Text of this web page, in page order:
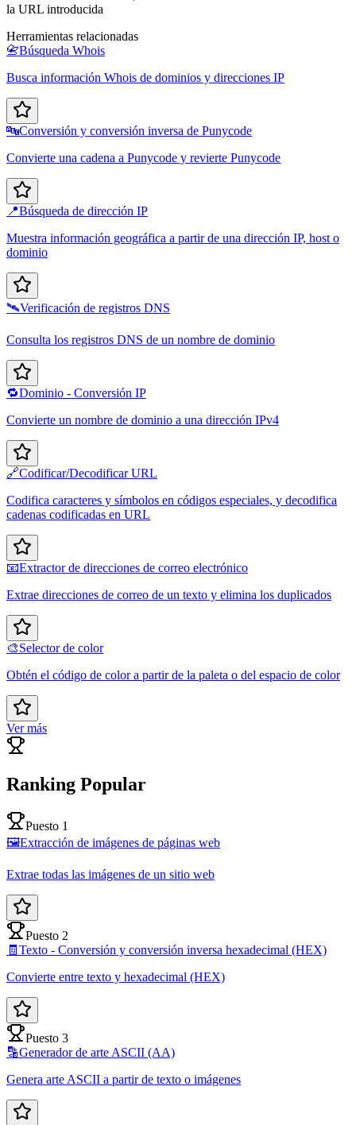
la URL introducida
Herramientas relacionadas
📇Búsqueda Whois
Busca información Whois de dominios y direcciones IP
🔤Conversión y conversión inversa de Punycode
Convierte una cadena a Punycode y revierte Punycode
📍Búsqueda de dirección IP
Muestra información geográfica a partir de una dirección IP, host o
dominio
🛰️Verificación de registros DNS
Consulta los registros DNS de un nombre de dominio
🔁Dominio - Conversión IP
Convierte un nombre de dominio a una dirección IPv4
🔗Codificar/Decodificar URL
Codifica caracteres y símbolos en códigos especiales, y decodifica
cadenas codificadas en URL
📧Extractor de direcciones de correo electrónico
Extrae direcciones de correo de un texto y elimina los duplicados
🎨Selector de color
Obtén el código de color a partir de la paleta o del espacio de color
Ver más
Ranking Popular
Puesto 1
🖼️Extracción de imágenes de páginas web
Extrae todas las imágenes de un sitio web
Puesto 2
🧾 Texto - Conversión y conversión inversa hexadecimal (HEX)
Convierte entre texto y hexadecimal (HEX)
Puesto 3
🔡Generador de arte ASCII (AA)
Genera arte ASCII a partir de texto o imágenes